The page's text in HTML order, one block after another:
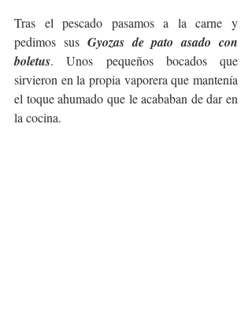
Tras el pescado pasamos a la carne y
pedimos sus Gyozas de pato asado con
boletus. Unos pequeños bocados que
sirvieron en la propia vaporera que mantenía
el toque ahumado que le acababan de dar en
la cocina.